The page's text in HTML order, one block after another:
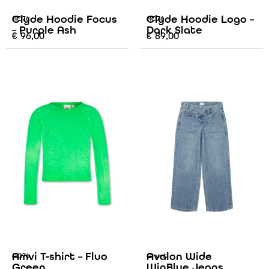
AO76
Clyde Hoodie Focus
– Purple Ash
€ 96,00
AO76
Clyde Hoodie Logo –
Dark Slate
€89,00
AO76
Amvi T-shirt – Fluo
Grunt
Avalon Wide